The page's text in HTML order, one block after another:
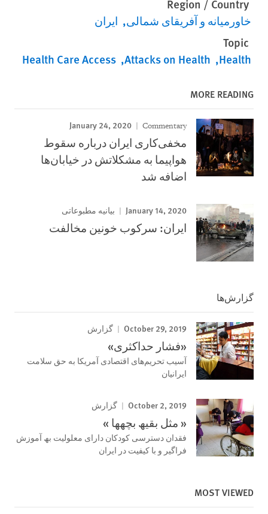
Region / Country
خاورمیانه و آفریقای شمالی ایران
Topic
Health
Attacks on Health
Health Care Access
MORE READING
January 24, 2020 Commentary
مخفی‌کاری ایران درباره سقوط
هواپیما به مشکلاتش در خیابان‌ها
اضافه شد
January 14, 2020 بیانیه مطبوعاتی
ایران: سرکوب خونین مخالفت
گزارش‌ها
October 29, 2019 گزارش
«فشار حداکثری»
آسیب تحریم‌های اقتصادی آمریکا به حق سلامت
ایرانیان
October 2, 2019 گزارش
« مثل بقیھ بچھھا »
فقدان دسترسی کودکان دارای معلولیت بھ آموزش
فراگیر و با کیفیت در ایران
MOST VIEWED